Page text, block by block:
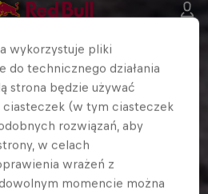
wykorzystuje pliki
do technicznego działania
strona będzie używać
(w tym ciasteczek
rozwiązań, aby
w celach
wrażeń z
momencie można